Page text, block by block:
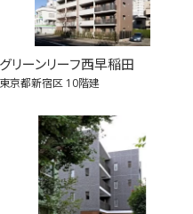
グリーンリーフ西早稲田
東京都新宿区 10階建